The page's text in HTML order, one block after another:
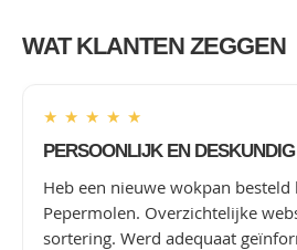
WAT KLANTEN ZEGGEN
★ ★ ★ ★ ★
PERSOONLIJK EN DESKUNDIG
Heb een nieuwe wokpan besteld
Pepermolen. Overzichtelijke
sortering. Werd adequaat